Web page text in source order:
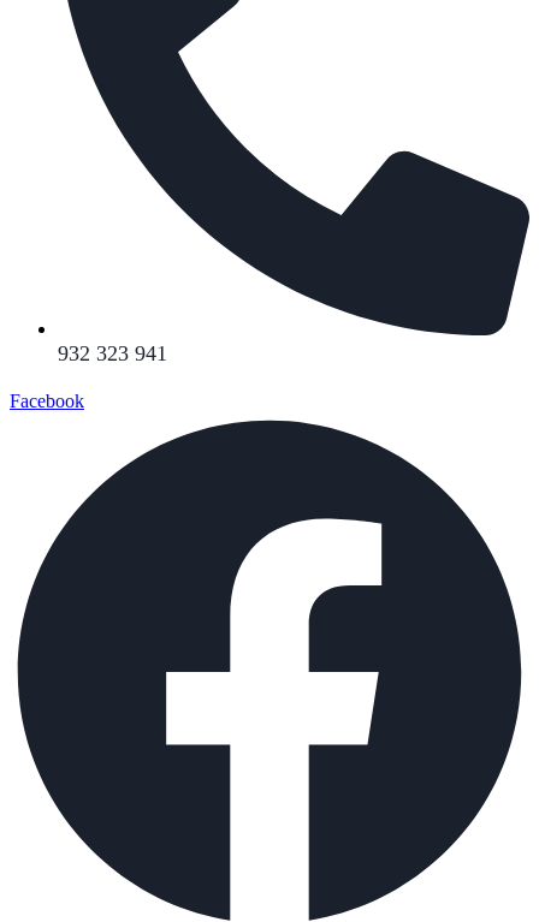
932 323 941
Facebook